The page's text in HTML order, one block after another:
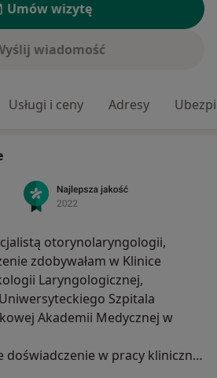
Umów wizytę
wiadomość
Usługi i ceny Adresy
otorynolaryngologii,
zdobywałam w Klinice
Laryngologicznej,
Akademii Medycznej w
w pracy klinicznej
– praca w poradni